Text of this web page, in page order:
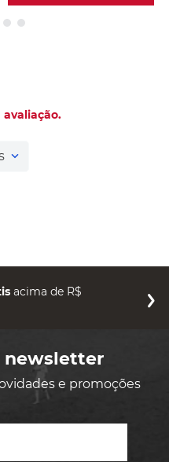
avaliação.
acima de R$
newsletter
e promoções